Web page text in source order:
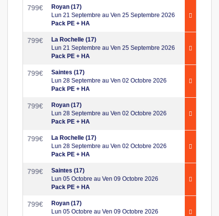
799€
Royan (17)
Lun 21 Septembre au Ven 25 Septembre 2026
Pack PE + HA
799€
La Rochelle (17)
Lun 21 Septembre au Ven 25 Septembre 2026
Pack PE + HA
799€
Saintes (17)
Lun 28 Septembre au Ven 02 Octobre 2026
Pack PE + HA
799€
Royan (17)
Lun 28 Septembre au Ven 02 Octobre 2026
Pack PE + HA
799€
La Rochelle (17)
Lun 28 Septembre au Ven 02 Octobre 2026
Pack PE + HA
799€
Saintes (17)
Lun 05 Octobre au Ven 09 Octobre 2026
Pack PE + HA
799€
Royan (17)
Lun 05 Octobre au Ven 09 Octobre 2026